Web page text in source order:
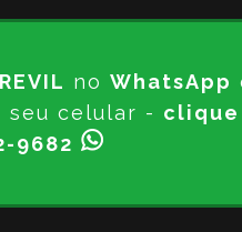
REVIL no WhatsApp
seu celular - clique
9682